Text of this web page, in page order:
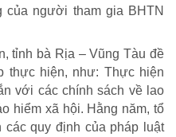
người tham gia BHTN
tỉnh bà Rịa – Vũng Tàu đề
thực hiện, như: Thực hiện
với các chính sách về lao
hiểm xã hội. Hằng năm, tổ
quy định của pháp luật